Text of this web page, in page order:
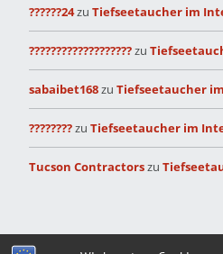
??????24zu Tiefseetaucher im
???????????????????zu
sabaibet168zu Tiefseetaucher
????????zu Tiefseetaucher im
Tucson Contractorszu